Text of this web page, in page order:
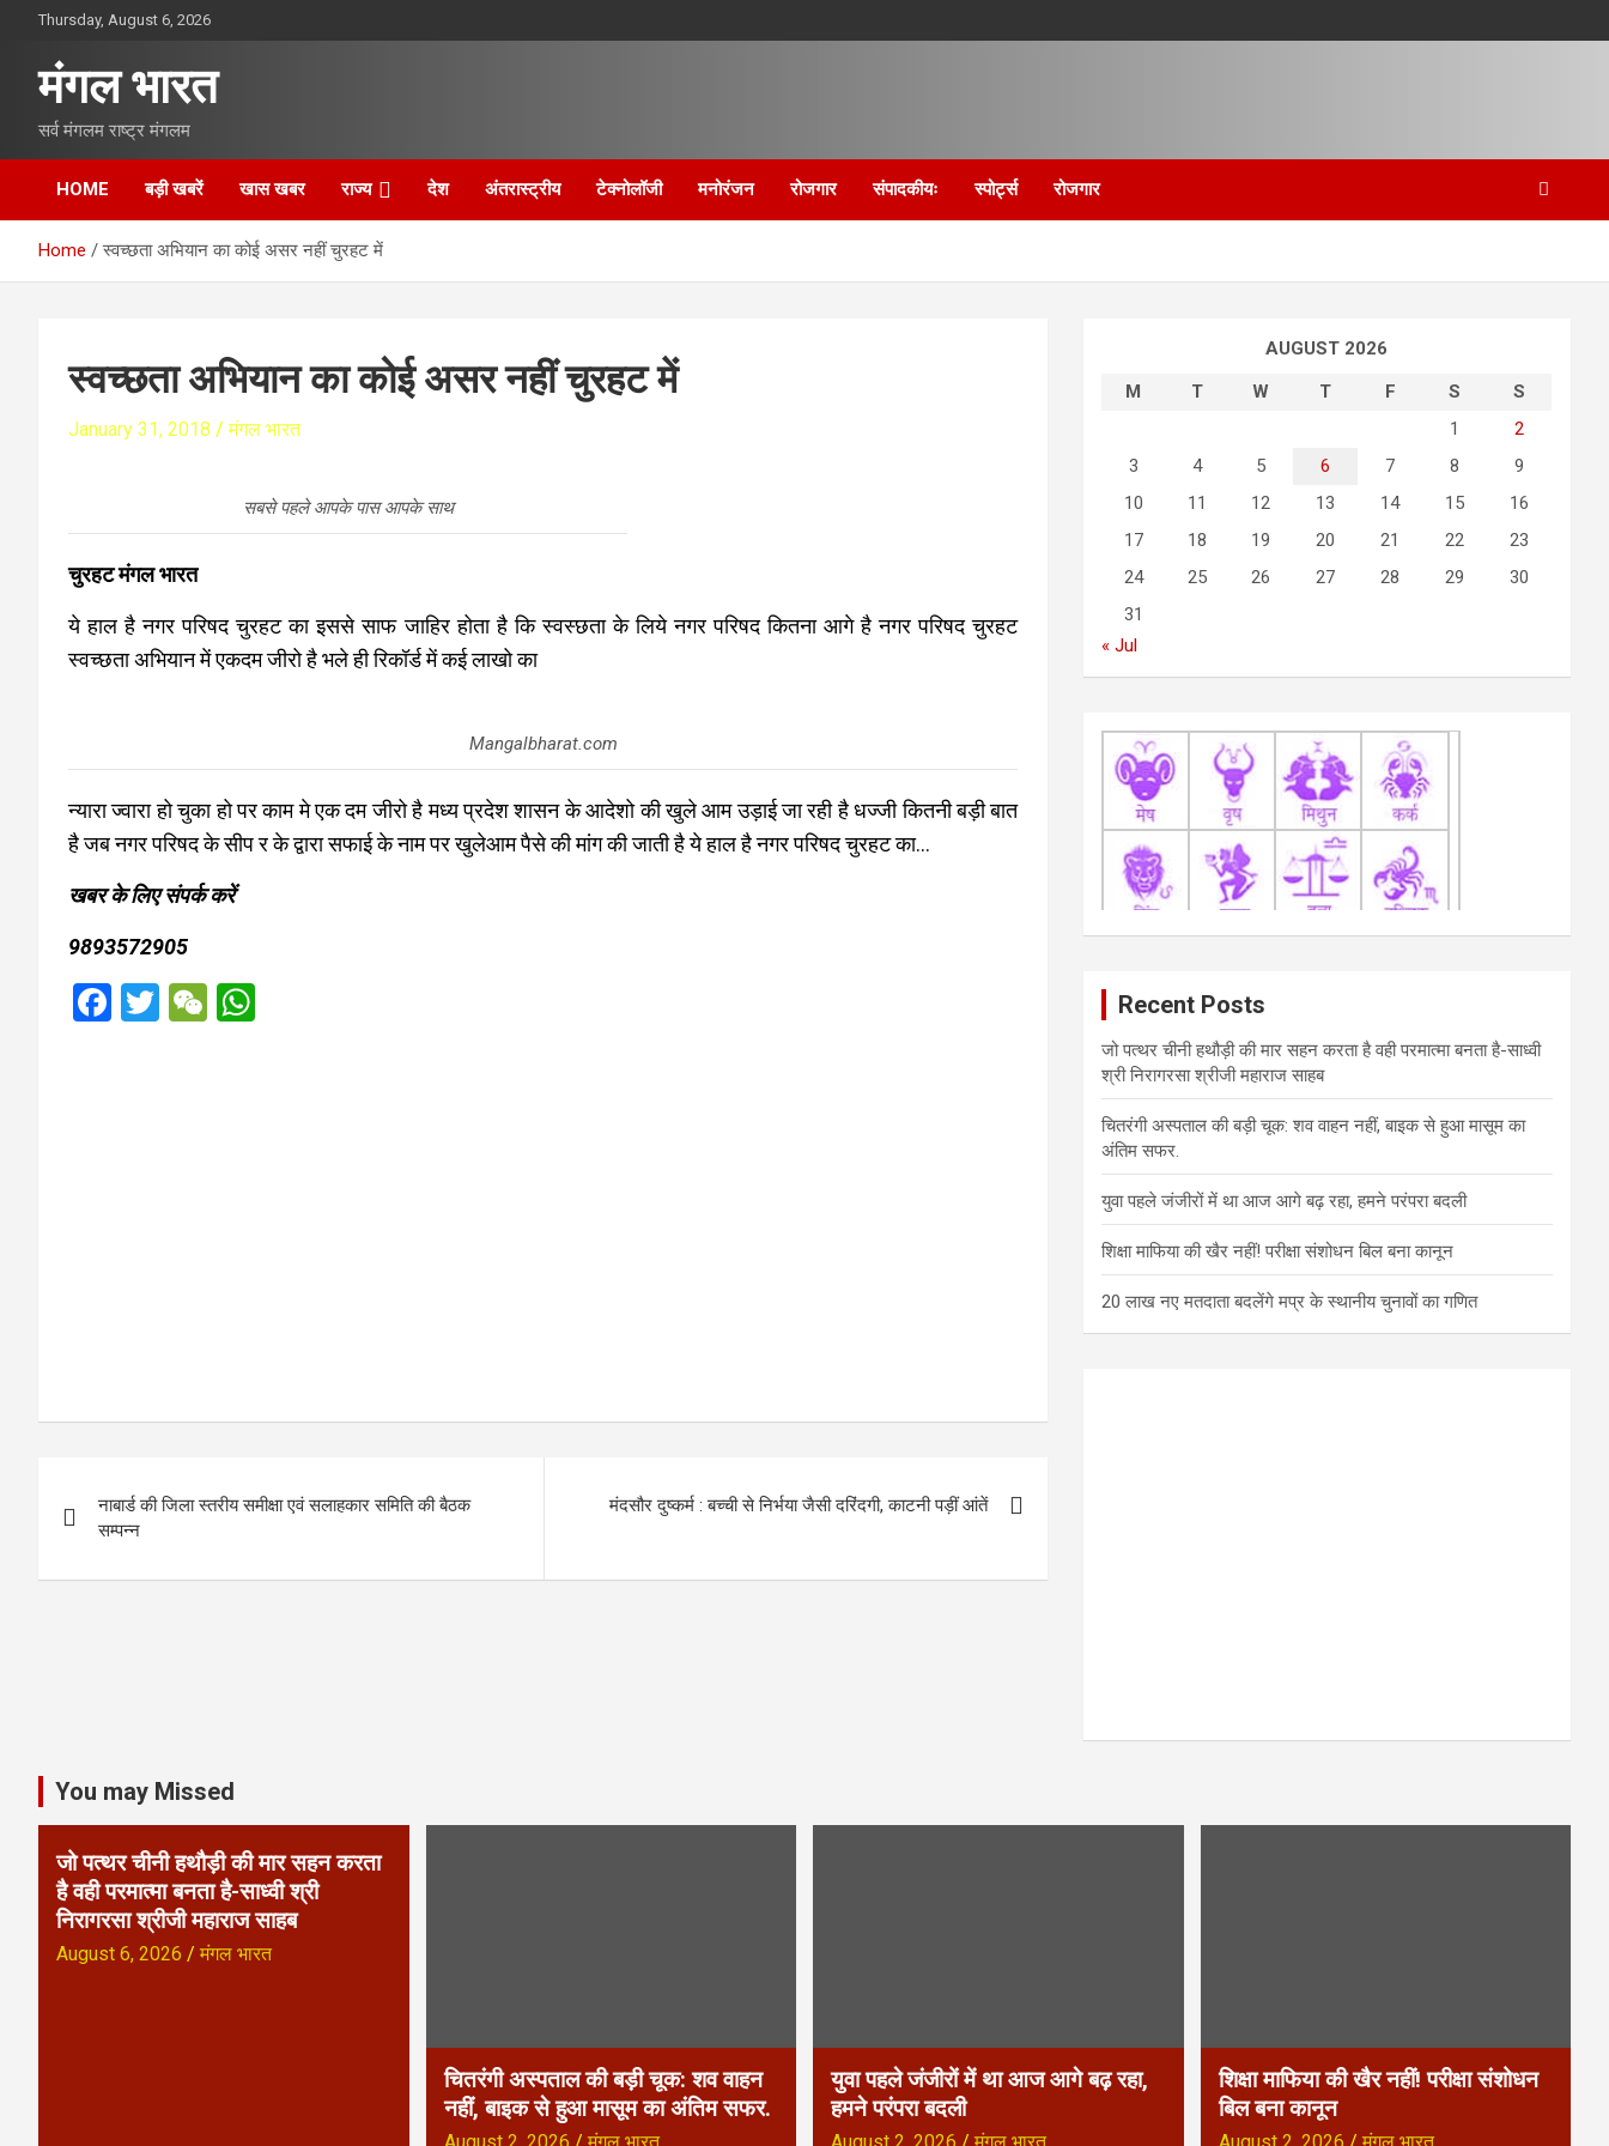
c
n
Thursday, August 6, 2026
मंगल भारत
सर्व मंगलम राष्ट्र मंगलम
HOME बड़ी खबरें खास खबर राज्य देश अंतरास्ट्रीय टेक्नोलॉजी मनोरंजन रोजगार संपादकीयः स्पोर्ट्स रोजगार
Home स्वच्छता अभियान का कोई असर नहीं चुरहट में
स्वच्छता अभियान का कोई असर नहीं चुरहट में
January 31, 2018 मंगल भारत
सबसे पहले आपके पास आपके साथ
चुरहट मंगल भारत
ये हाल है नगर परिषद चुरहट का इससे साफ जाहिर होता है कि स्वस्छता के लिये नगर परिषद कितना आगे है नगर परिषद चुरहट
स्वच्छता अभियान में एकदम जीरो है भले ही रिकॉर्ड में कई लाखो का
Mangalbharat.com
न्यारा ज्वारा हो चुका हो पर काम मे एक दम जीरो है मध्य प्रदेश शासन के आदेशो की खुले आम उड़ाई जा रही है धज्जी कितनी बड़ी बात
है जब नगर परिषद के सीप र के द्वारा सफाई के नाम पर खुलेआम पैसे की मांग की जाती है ये हाल है नगर परिषद चुरहट का…
खबर के लिए संपर्क करें
9893572905
F
T
W
s
v
i
g
a
नाबार्ड की जिला स्तरीय समीक्षा एवं सलाहकार समिति की बैठक
सम्पन्न
मंदसौर दुष्कर्म : बच्ची से निर्भया जैसी दरिंदगी, काटनी पड़ीं आंतें
AUGUST 2026
M
T W T F S
S
1
2
3
4 5 6 7 8
9
10
11 12 13 14 15
16
17
18 19 20 21 22
23
24
25 26 27 28 29
30
31
« Jul
Recent Posts
जो पत्थर चीनी हथौड़ी की मार सहन करता है वही परमात्मा बनता है-साध्वी
श्री निरागरसा श्रीजी महाराज साहब
चितरंगी अस्पताल की बड़ी चूक: शव वाहन नहीं, बाइक से हुआ मासूम का
अंतिम सफर.
युवा पहले जंजीरों में था आज आगे बढ़ रहा, हमने परंपरा बदली
शिक्षा माफिया की खैर नहीं! परीक्षा संशोधन बिल बना कानून
20 लाख नए मतदाता बदलेंगे मप्र के स्थानीय चुनावों का गणित
You may Missed
जो पत्थर चीनी हथौड़ी की मार सहन करता
है वही परमात्मा बनता है-साध्वी श्री
निरागरसा श्रीजी महाराज साहब
August 6, 2026 मंगल भारत
चितरंगी अस्पताल की बड़ी चूक: शव वाहन
नहीं, बाइक से हुआ मासूम का अंतिम सफर.
August 2, 2026 मंगल भारत
युवा पहले जंजीरों में था आज आगे बढ़ रहा,
हमने परंपरा बदली
August 2, 2026 मंगल भारत
शिक्षा माफिया की खैर नहीं! परीक्षा संशोधन
बिल बना कानून
August 2, 2026 मंगल भारत